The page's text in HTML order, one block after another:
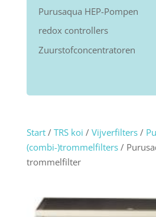
Purusaqua HEP-Pompen
redox controllers
Zuurstofconcentratoren
Start/ TRS koi / Vijverfilters/
(combi-)trommelfilters/
trommelfilter